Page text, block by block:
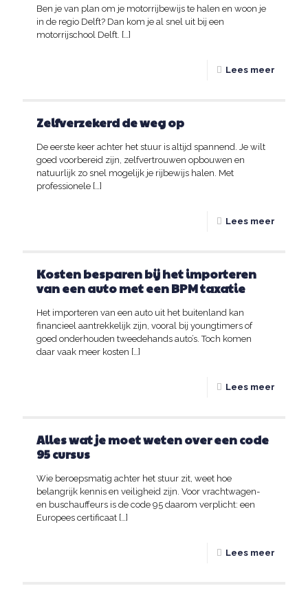
Ben je van plan om je motorrijbewijs te halen en woon je
in de regio Delft? Dan kom je al snel uit bij een
motorrijschool Delft. […]
Lees meer
Zelfverzekerd de weg op
De eerste keer achter het stuur is altijd spannend. Je wilt
goed voorbereid zijn, zelfvertrouwen opbouwen en
natuurlijk zo snel mogelijk je rijbewijs halen. Met
professionele […]
Lees meer
Kosten besparen bij het importeren
van een auto met een BPM taxatie
Het importeren van een auto uit het buitenland kan
financieel aantrekkelijk zijn, vooral bij youngtimers of
goed onderhouden tweedehands auto’s. Toch komen
daar vaak meer kosten […]
Lees meer
Alles wat je moet weten over een code
95 cursus
Wie beroepsmatig achter het stuur zit, weet hoe
belangrijk kennis en veiligheid zijn. Voor vrachtwagen-
en buschauffeurs is de code 95 daarom verplicht: een
Europees certificaat […]
Lees meer